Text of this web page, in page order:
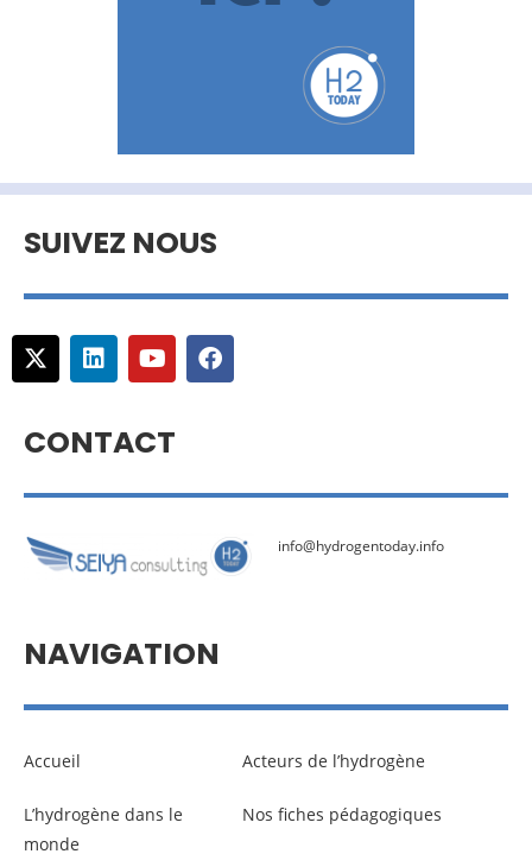
SUIVEZ NOUS
CONTACT
info@hydrogentoday.info
NAVIGATION
Accueil
L’hydrogène dans le
monde
Acteurs de l’hydrogène
Nos fiches pédagogiques